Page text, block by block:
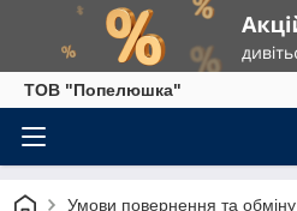
ТОВ "Попелюшка"
Умови повернення та обміну